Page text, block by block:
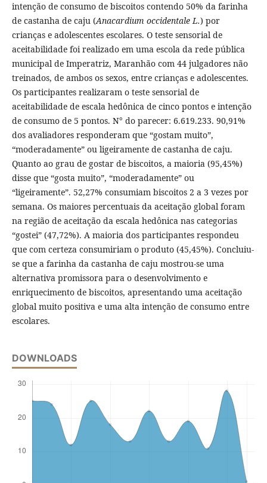
intenção de consumo de biscoitos contendo 50% da farinha
de castanha de caju (Anacardium occidentale L.) por
crianças e adolescentes escolares. O teste sensorial de
aceitabilidade foi realizado em uma escola da rede pública
municipal de Imperatriz, Maranhão com 44 julgadores não
treinados, de ambos os sexos, entre crianças e adolescentes.
Os participantes realizaram o teste sensorial de
aceitabilidade de escala hedônica de cinco pontos e intenção
de consumo de 5 pontos. N° do parecer: 6.619.233. 90,91%
dos avaliadores responderam que “gostam muito”,
“moderadamente” ou ligeiramente de castanha de caju.
Quanto ao grau de gostar de biscoitos, a maioria (95,45%)
disse que “gosta muito”, “moderadamente” ou
“ligeiramente”. 52,27% consumiam biscoitos 2 a 3 vezes por
semana. Os maiores percentuais da aceitação global foram
na região de aceitação da escala hedônica nas categorias
“gostei” (47,72%). A maioria dos participantes respondeu
que com certeza consumiriam o produto (45,45%). Concluiu-
se que a farinha da castanha de caju mostrou-se uma
alternativa promissora para o desenvolvimento e
enriquecimento de biscoitos, apresentando uma aceitação
global muito positiva e uma alta intenção de consumo entre
escolares.
DOWNLOADS